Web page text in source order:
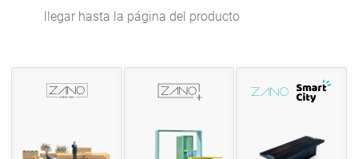
Papelera de reciclaje Scandik 15.446
Papelera de reciclaje Simple 15.061
Papelera de reciclaje Simple 15.261
llegar hasta la página del producto